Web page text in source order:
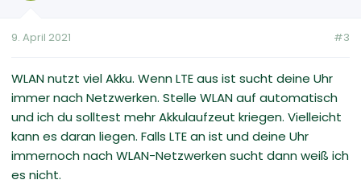
9. April 2021 #3
WLAN nutzt viel Akku. Wenn LTE aus ist sucht deine Uhr
immer nach Netzwerken. Stelle WLAN auf automatisch
und ich du solltest mehr Akkulaufzeut kriegen. Vielleicht
kann es daran liegen. Falls LTE an ist und deine Uhr
immernoch nach WLAN-Netzwerken sucht dann weiß ich
es nicht.